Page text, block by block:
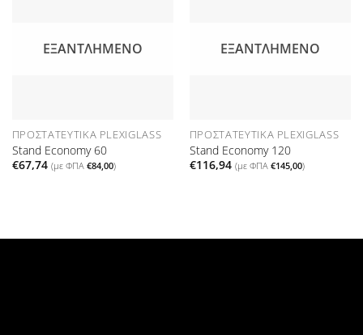
ΕΞΑΝΤΛΗΜΈΝΟ
ΠΡΟΣΤΑΤΕΥΤΙΚΆ PLEXIGLASS
Stand Economy 60
€67,74 (με ΦΠΑ €84,00)
ΕΞΑΝΤΛΗΜΈΝΟ
ΠΡΟΣΤΑΤΕΥΤΙΚΆ PLEXIGLASS
Stand Economy 120
€116,94 (με ΦΠΑ €145,00)